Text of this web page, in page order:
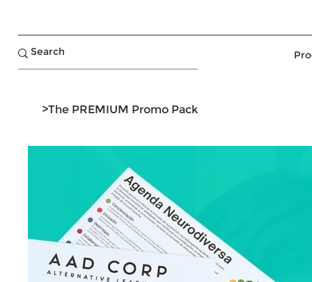
>The PREMIUM Promo Pack